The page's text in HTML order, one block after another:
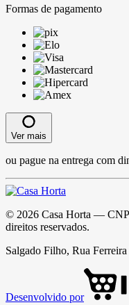
Formas de pagamento
Ver mais
ou pague na entrega com
© 2026 Casa Horta —
direitos reservados.
Salgado Filho, Rua
Desenvolvido por